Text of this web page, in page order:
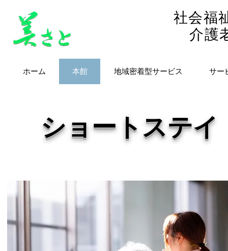
社会福
介護
ホーム 本館 地域密着型サービス サー
ショートステイ